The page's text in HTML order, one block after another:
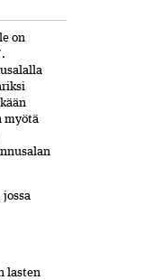
on
myötä
lasten